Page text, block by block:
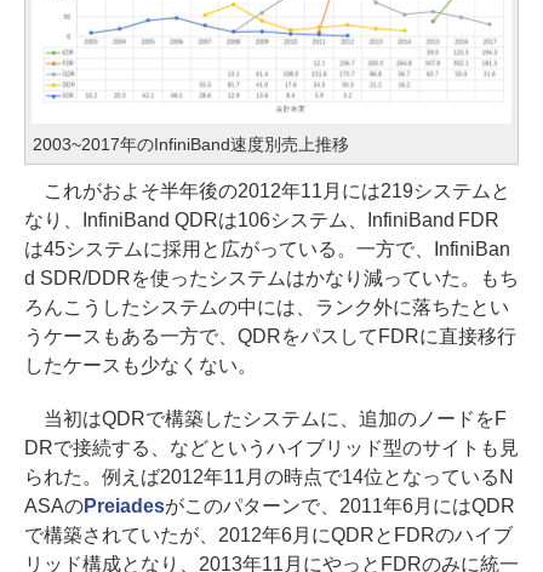
2003~2017年のInfiniBand速度別売上推移
これがおよそ半年後の2012年11月には219システムと
なり、InfiniBand QDRは106システム、InfiniBand FDR
は45システムに採用と広がっている。一方で、InfiniBan
d SDR/DDRを使ったシステムはかなり減っていた。もち
ろんこうしたシステムの中には、ランク外に落ちたとい
うケースもある一方で、QDRをパスしてFDRに直接移行
したケースも少なくない。
当初はQDRで構築したシステムに、追加のノードをF
DRで接続する、などというハイブリッド型のサイトも見
られた。例えば2012年11月の時点で14位となっているN
ASAのPreiadesがこのパターンで、2011年6月にはQDR
で構築されていたが、2012年6月にQDRとFDRのハイブ
リッド構成となり、2013年11月にやっとFDRのみに統一